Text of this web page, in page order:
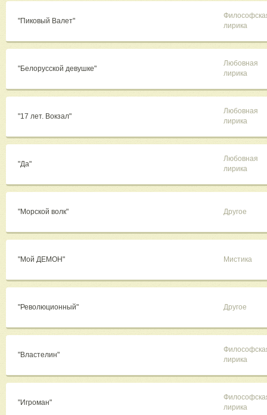
"Пиковый Валет"
лирика
"Белорусской девушке"
Любовная
лирика
"17 лет. Вокзал"
Любовная
лирика
"Да"
Любовная
лирика
"Морской волк" Другое
"Мой ДЕМОН" Мистика
"Революционный" Другое
"Властелин"
лирика
"Игроман"
лирика